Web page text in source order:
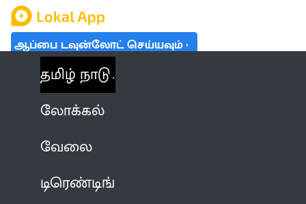
ஆப்பை டவுன்லோட் செய்யவும்
தமிழ் நாடு
லோக்கல்
வேலை
டிரெண்டிங்